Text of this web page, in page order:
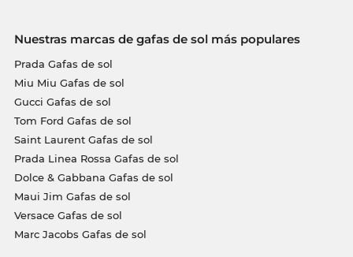
Nuestras marcas de gafas de sol más populares
Prada Gafas de sol
Miu Miu Gafas de sol
Gucci Gafas de sol
Tom Ford Gafas de sol
Saint Laurent Gafas de sol
Prada Linea Rossa Gafas de sol
Dolce & Gabbana Gafas de sol
Maui Jim Gafas de sol
Versace Gafas de sol
Marc Jacobs Gafas de sol